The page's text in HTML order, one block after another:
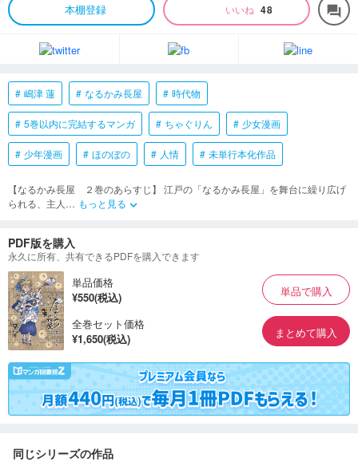
本棚登録 いいね 48 forum
嶋津 蓮 なるかみ長屋 時代物
5巻以内に完結するマンガ ちゃぐりん 少女漫画
少年漫画 ほのぼの 人情 未単行本化作品
【なるかみ長屋 ２巻のあらすじ】 江戸の「なるかみ長屋」を舞台に繰り広げ
られる、主人 … もっと見る keyboard_arrow_down
PDF版を購入
永久に所有、共有できるPDFを購入できます
単品価格
¥550(税込)
単品で購入
全巻セット価格
¥1,650(税込)
まとめて購入
同じシリーズの作品